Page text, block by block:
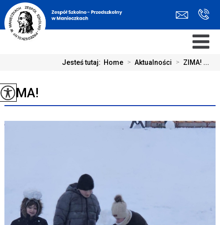
Jesteś tutaj: Home > Aktualności > ZIMA! ...
ZIMA!